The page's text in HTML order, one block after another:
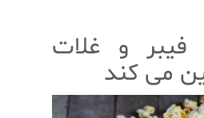
فیبر و غلات
می کند